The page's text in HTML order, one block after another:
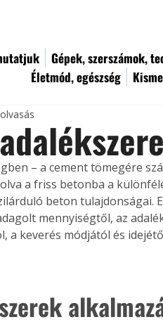
Gépek, szerszámok,
Életmód, egészség
– a cement tömegére
a friss betonba a
beton tulajdonságai.
mennyiségtől, az
a keverés módjától és